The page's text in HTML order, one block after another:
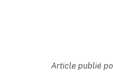
Article publié